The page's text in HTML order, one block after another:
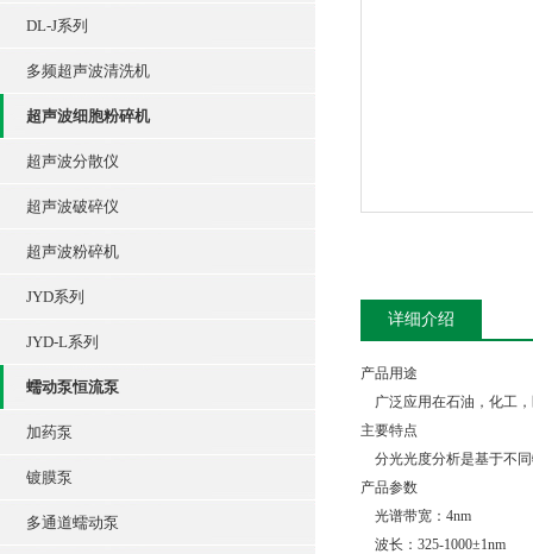
DL-J系列
多频超声波清洗机
超声波细胞粉碎机
超声波分散仪
超声波破碎仪
超声波粉碎机
JYD系列
JYD-L系列
蠕动泵恒流泵
加药泵
镀膜泵
多通道蠕动泵
详细介绍
产品用途
广泛应用在石油，化工
主要特点
分光光度分析是基于不
产品参数
光谱带宽：4nm
波长：325-1000±1nm